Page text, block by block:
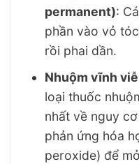
permanent):
phần vào vỏ
rồi phai dần.
Nhuộm vĩnh
loại thuốc
nhất về nguy
phản ứng hóa
peroxide) để